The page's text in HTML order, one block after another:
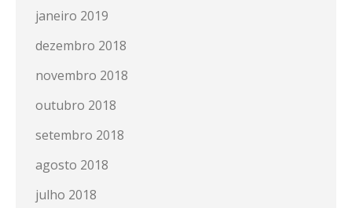
janeiro 2019
dezembro 2018
novembro 2018
outubro 2018
setembro 2018
agosto 2018
julho 2018